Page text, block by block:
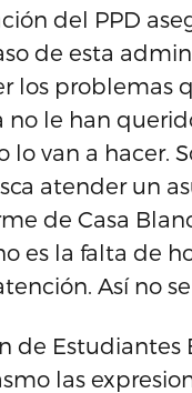
del PPD
de esta
los problemas
le han
lo van a hacer.
atender un
de Casa
es la falta de
Así no se
de Estudiantes
las